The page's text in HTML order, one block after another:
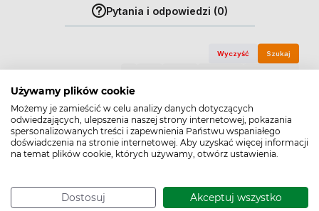
Używamy plików cookie
Możemy je zamieścić w celu analizy danych dotyczących
odwiedzających, ulepszenia naszej strony internetowej, pokazania
spersonalizowanych treści i zapewnienia Państwu wspaniałego
doświadczenia na stronie internetowej. Aby uzyskać więcej informacji
na temat plików cookie, których używamy, otwórz ustawienia.
Dostosuj Akceptuj wszystko
Pytania i odpowiedzi (0)
Wyczyść Szukaj
Anna zweryfikowano
5
0